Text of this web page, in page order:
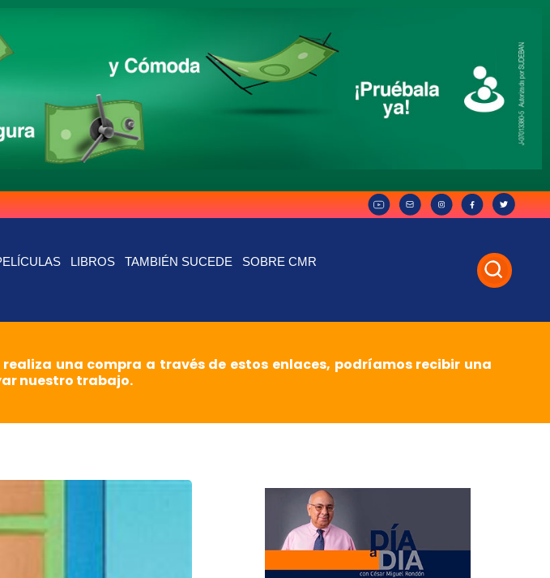
LIBROS TAMBIÉN SUCEDE SOBRE CMR
realiza una compra a través de estos enlaces, podríamos recibir una
nuestro trabajo.